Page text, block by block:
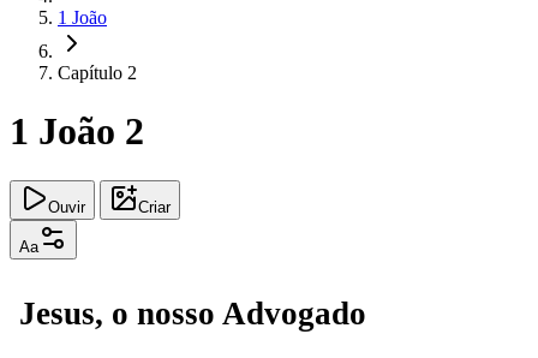
1 João
Capítulo 2
1 João 2
Ouvir Criar
Aa
Jesus, o nosso Advogado